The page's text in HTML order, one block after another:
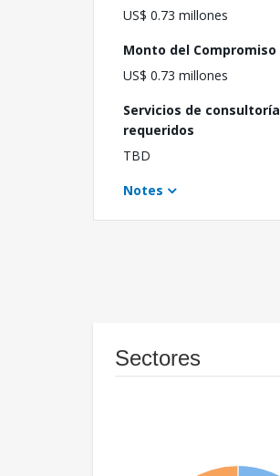
US$ 0.73 millones
Monto del Compromiso
US$ 0.73 millones
Servicios de consultoría
requeridos
TBD
Notes
Sectores